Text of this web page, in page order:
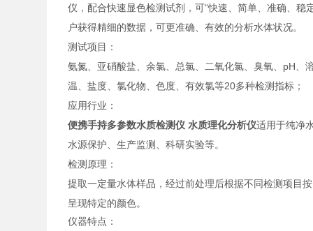
仪，配合快速显色检测试剂，可“快速、简单、准确、
户获得精细的数据，可更准确、有效的分析水体状况。
测试项目：
氨氮、亚硝酸盐、余氯、总氯、二氧化氯、臭氧、pH、
温、盐度、氯化物、色度、有效氯等20多种检测指标；
应用行业：
便携手持多参数水质检测仪 水质理化分析仪适用于纯净
水源保护、生产监测、科研实验等。
检测原理：
提取一定量水体样品，经过前处理后根据不同检测项目
呈现特定的颜色。
仪器特点：